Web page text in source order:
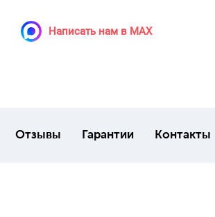
Написать нам в MAX
Отзывы Гарантии Контакты